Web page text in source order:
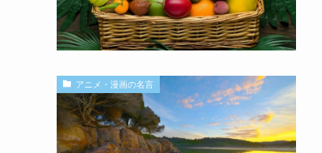
アニメ・漫画の名言